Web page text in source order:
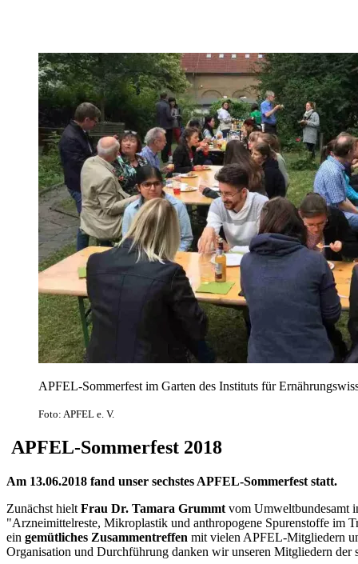
APFEL-Sommerfest im Garten des Instituts für
Foto: APFEL e. V.
APFEL-Sommerfest 2018
Am 13.06.2018 fand unser sechstes APFEL-Sommerfest statt.
Zunächst hielt Frau Dr. Tamara Grummt vom Umweltbundesamt
"Arzneimittelreste, Mikroplastik und anthropogene Spurenstoffe im
ein gemütliches Zusammentreffen mit vielen APFEL-Mitgliedern
Organisation und Durchführung danken wir unseren Mitgliedern der